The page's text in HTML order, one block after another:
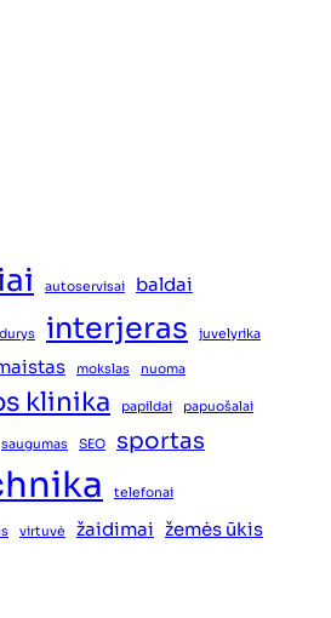
autoservisai baldai
durys interjeras juvelyrika
mokslas nuoma
klinika papildai papuošalai
saugumas SEO
sportas
telefonai
virtuvė žaidimai žemės ūkis